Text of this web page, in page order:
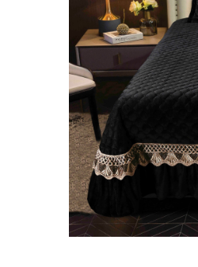
Cearceaf cu elastic
Cearceaf normal
Lenjerii De Pat Creponate
Lenjerii De Pat Bumbac Poplin 2
Lenjerii De Pat Bumbac Poplin,
Matlasate, 2 Persoane
Lenjerii De Pat Bumbac Satinat 2
Lenjerii De Pat Volanase
Lenjerii De Pat, Finet Premium 3D,
2 Persoane